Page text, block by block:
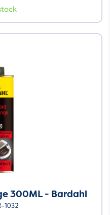
300ML - Bardahl
1032